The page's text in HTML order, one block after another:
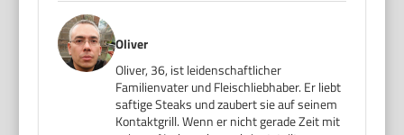
Oliver
Oliver, 36, ist leidenschaftlicher
Familienvater und Fleischliebhaber. Er liebt
saftige Steaks und zaubert sie auf seinem
Kontaktgrill. Wenn er nicht gerade Zeit mit